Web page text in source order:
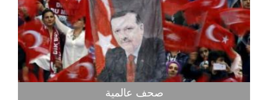
صحف عالمية